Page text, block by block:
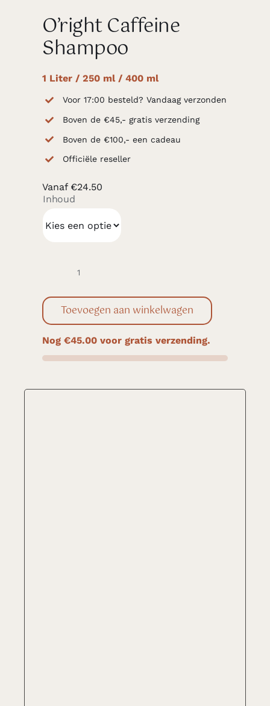
O’right Caffeine
Shampoo
1 Liter / 250 ml / 400 ml
Voor 17:00 besteld? Vandaag verzonden
Boven de €45,- gratis verzending
Boven de €100,- een cadeau
Officiële reseller
Vanaf €24.50
Inhoud
Caffeine
Shampoo
Toevoegen aan winkelwagen
Nog €45.00voor gratis verzending.